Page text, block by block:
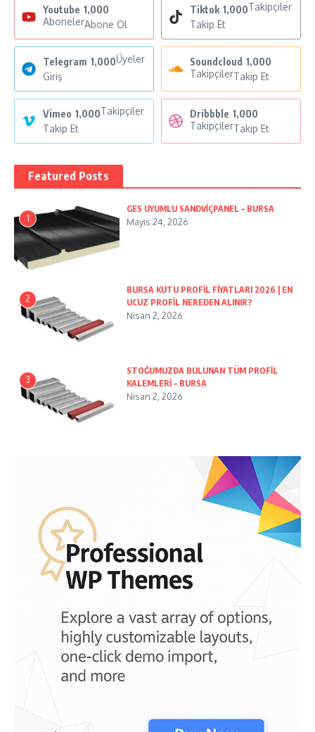
Youtube 1,000
AbonelerAbone Ol
Tiktok 1,000Takipçiler
Takip Et
Telegram 1,000Üyeler
Giriş
Soundcloud 1,000
TakipçilerTakip Et
Vimeo 1,000Takipçiler
Takip Et
Dribbble 1,000
TakipçilerTakip Et
Featured Posts
1
GES UYUMLU SANDVİÇPANEL – BURSA
Mayıs 24, 2026
2
BURSA KUTU PROFİL FİYATLARI 2026 | EN
UCUZ PROFİL NEREDEN ALINIR?
Nisan 2, 2026
3
STOĞUMUZDA BULUNAN TÜM PROFİL
KALEMLERİ – BURSA
Nisan 2, 2026